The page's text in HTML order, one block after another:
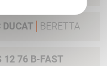
DUCAT BERETTA
SUP 694 SPORTING 500ANS 12 76 B-FAST